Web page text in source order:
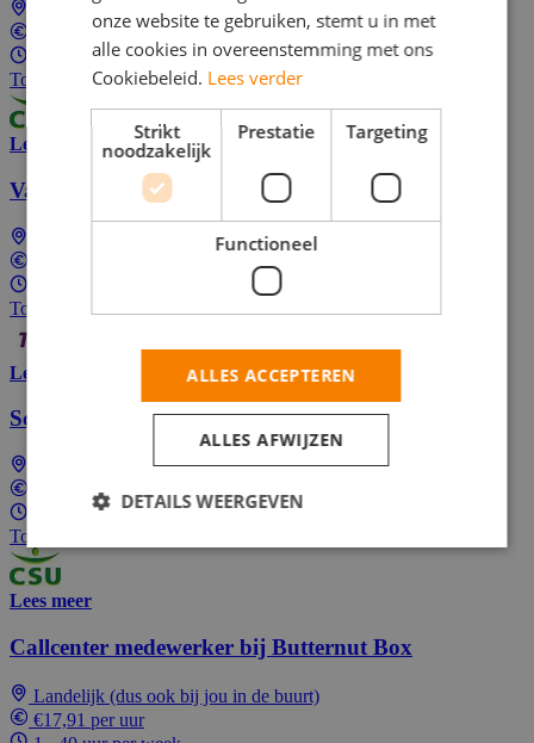
Landelijk (dus ook bij jou in de buurt)
Tussen €14,39 en €18,62 per uur
1 - 40 uur per week
Top Job
Lees meer
Vakantiewerk Huishoudelijke Hulp in jouw regio
Landelijk (dus ook bij jou in de buurt)
Tussen €13,50 en €17,00 per uur
Top Job
Lees meer
Schoonmaak Medewerker
Landelijk (dus ook bij jou in de buurt)
Tussen €14,39 en €18,62 per uur
1 - 40 uur per week
Top Job
Lees meer
Callcenter medewerker bij Butternut Box
Landelijk (dus ook bij jou in de buurt)
€17,91 per uur
onze website te gebruiken, stemt u in met
alle cookies in overeenstemming met ons
Cookiebeleid. Lees verder
Strikt
noodzakelijk
Prestatie Targeting
Functioneel
ALLES ACCEPTEREN
ALLES AFWIJZEN
DETAILS WEERGEVEN